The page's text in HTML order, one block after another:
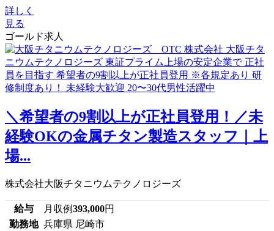
詳しく
見る
ゴールド求人
＼希望者の9割以上が正社員登用！／未
経験OKの金属チタン製造スタッフ｜上
場...
株式会社大阪チタニウムテクノロジーズ
給与 月収例393,000円
勤務地 兵庫県 尼崎市